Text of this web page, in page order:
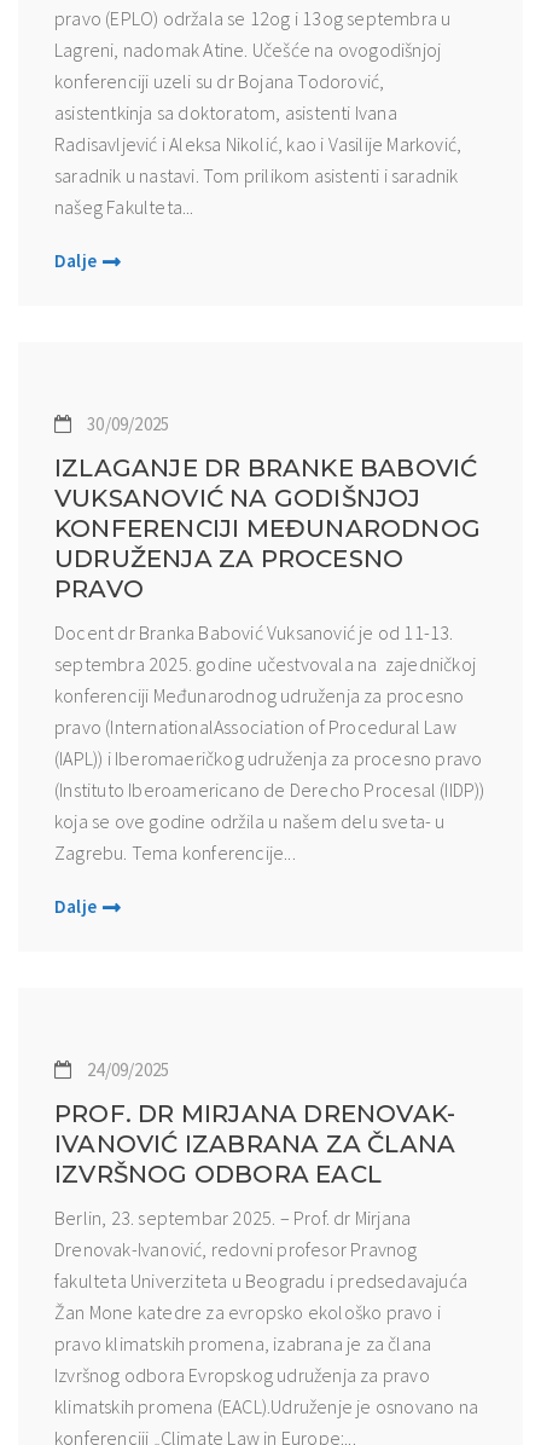
pravo (EPLO) održala se 12og i 13og septembra u
Lagreni, nadomak Atine. Učešće na ovogodišnjoj
konferenciji uzeli su dr Bojana Todorović,
asistentkinja sa doktoratom, asistenti Ivana
Radisavljević i Aleksa Nikolić, kao i Vasilije Marković,
saradnik u nastavi. Tom prilikom asistenti i saradnik
našeg Fakulteta...
Dalje
30/09/2025
IZLAGANJE DR BRANKE BABOVIĆ
VUKSANOVIĆ NA GODIŠNJOJ
KONFERENCIJI MEĐUNARODNOG
UDRUŽENJA ZA PROCESNO
PRAVO
Docent dr Branka Babović Vuksanović je od 11-13.
septembra 2025. godine učestvovala na zajedničkoj
konferenciji Međunarodnog udruženja za procesno
pravo (InternationalAssociation of Procedural Law
(IAPL)) i Iberomaeričkog udruženja za procesno pravo
(Instituto Iberoamericano de Derecho Procesal (IIDP))
koja se ove godine održila u našem delu sveta- u
Zagrebu. Tema konferencije...
Dalje
24/09/2025
PROF. DR MIRJANA DRENOVAK-
IVANOVIĆ IZABRANA ZA ČLANA
IZVRŠNOG ODBORA EACL
Berlin, 23. septembar 2025. – Prof. dr Mirjana
Drenovak-Ivanović, redovni profesor Pravnog
fakulteta Univerziteta u Beogradu i predsedavajuća
Žan Mone katedre za evropsko ekološko pravo i
pravo klimatskih promena, izabrana je za člana
Izvršnog odbora Evropskog udruženja za pravo
klimatskih promena (EACL).Udruženje je osnovano na
konferenciji „Climate Law in Europe:...